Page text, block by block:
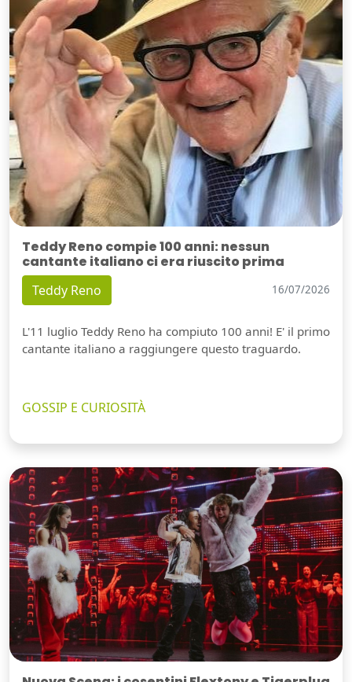
Teddy Reno compie 100 anni: nessun
cantante italiano ci era riuscito prima
Teddy Reno 16/07/2026
L'11 luglio Teddy Reno ha compiuto 100 anni! E' il primo
cantante italiano a raggiungere questo traguardo.
GOSSIP E CURIOSITÀ